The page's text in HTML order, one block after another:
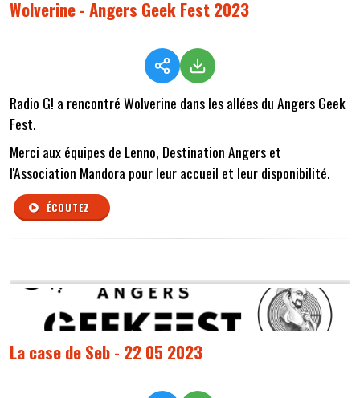
Wolverine - Angers Geek Fest 2023
Radio G! a rencontré Wolverine dans les allées du Angers Geek
Fest.
Merci aux équipes de Lenno, Destination Angers et
l'Association Mandora pour leur accueil et leur disponibilité.
ÉCOUTEZ
La case de Seb - 22 05 2023